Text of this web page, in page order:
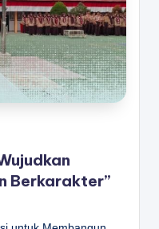
Berkarakter”